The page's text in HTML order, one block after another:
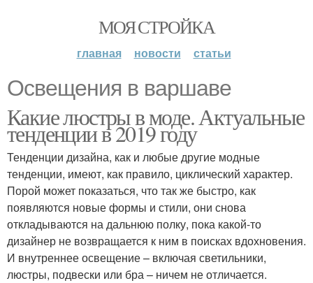
МОЯ СТРОЙКА
главная новости статьи
Освещения в варшаве
Какие люстры в моде. Актуальные
тенденции в 2019 году
Тенденции дизайна, как и любые другие модные
тенденции, имеют, как правило, циклический характер.
Порой может показаться, что так же быстро, как
появляются новые формы и стили, они снова
откладываются на дальнюю полку, пока какой-то
дизайнер не возвращается к ним в поисках вдохновения.
И внутреннее освещение – включая светильники,
люстры, подвески или бра – ничем не отличается.